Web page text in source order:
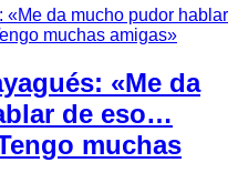
«Me da
de eso…
muchas